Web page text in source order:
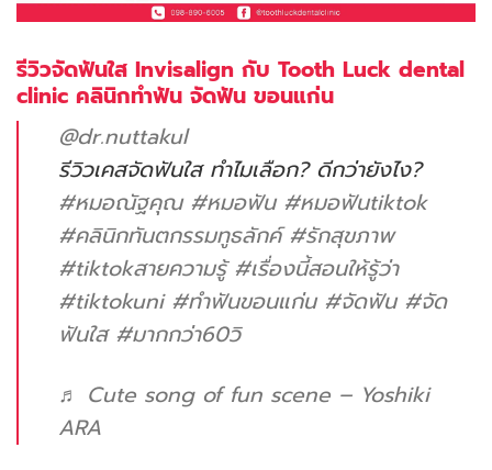
รีวิวจัดฟันใส Invisalign กับ Tooth Luck dental
clinic คลินิกทำฟัน จัดฟัน ขอนแก่น
@dr.nuttakul
รีวิวเคสจัดฟันใส ทำไมเลือก? ดีกว่ายังไง?
#หมอณัฐคุณ #หมอฟัน #หมอฟันtiktok
#คลินิกทันตกรรมทูธลักค์ #รักสุขภาพ
#tiktokสายความรู้ #เรื่องนี้สอนให้รู้ว่า
#tiktokuni #ทําฟันขอนแก่น #จัดฟัน #จัด
ฟันใส #มากกว่า60วิ
♬ Cute song of fun scene – Yoshiki
ARA